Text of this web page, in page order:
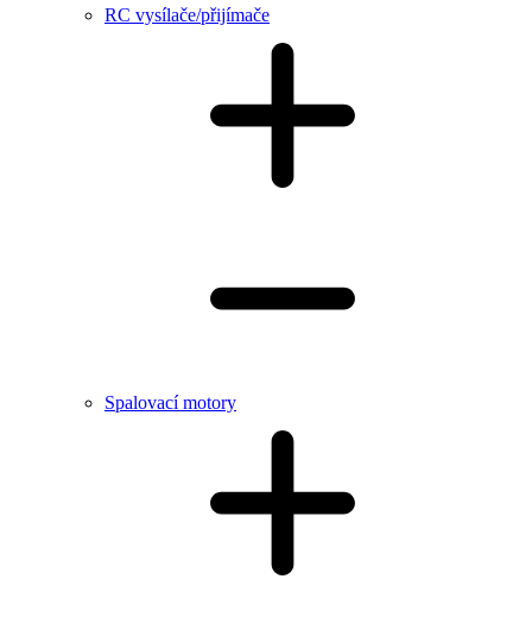
RC vysílače/přijímače
Spalovací motory